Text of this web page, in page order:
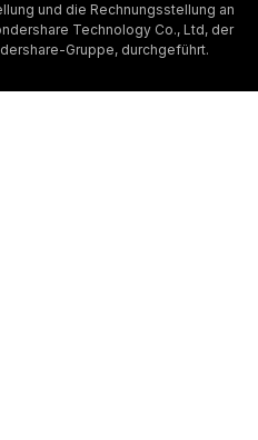
und die Rechnungsstellung an
Technology Co., Ltd, der
Gruppe, durchgeführt.